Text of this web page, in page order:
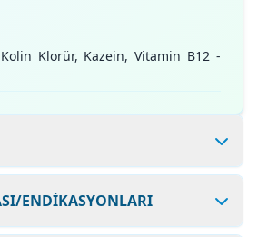
Klorür, Kazein, Vitamin B12 -
ENDİKASYONLARI